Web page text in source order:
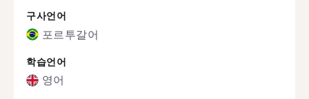
구사언어
포르투갈어
학습언어
영어